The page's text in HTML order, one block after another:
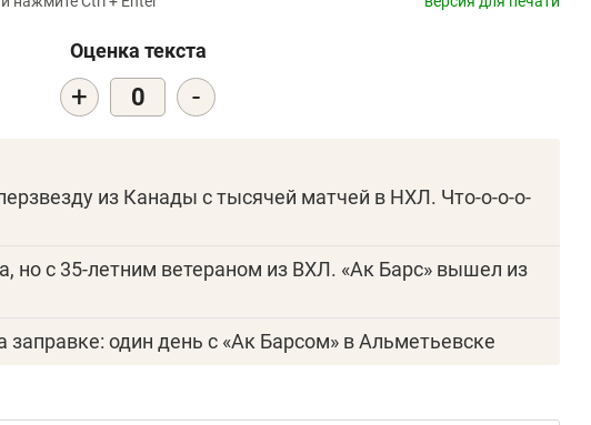
Оценка текста
+ 0 -
из Канады с тысячей матчей в НХЛ. Что-о-о-о-
но с 35-летним ветераном из ВХЛ. «Ак Барс» вышел из
один день с «Ак Барсом» в Альметьевске